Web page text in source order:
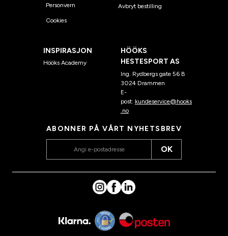
Personvern
Cookies
Avbryt bestilling
INSPIRASJON
Hööks Academy
HÖÖKS
HESTESPORT AS
Ing. Rydbergs gate 56 B
3024 Drammen
E-
post: kundeservice@hooks
.no
ABONNER PÅ VÅRT NYHETSBREV
OK